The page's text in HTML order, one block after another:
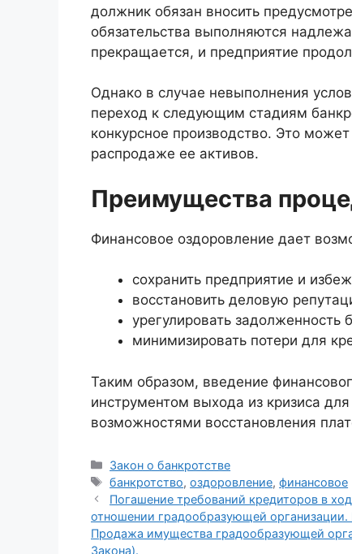
должник обязан вносить
обязательства выполняются
прекращается, и предприятие
Однако в случае невыполнения
переход к следующим стадиям
конкурсное производство. Это
распродаже ее активов.
Преимущества
Финансовое оздоровление дает
сохранить предприятие и
восстановить деловую
урегулировать задолженность
минимизировать потери для
Таким образом, введение
инструментом выхода из кризиса
возможностями восстановления
Рубрики
Закон о банкротстве
Метки
банкротство,оздоровление,финансовое
Погашение требований кредиторов в
отношении градообразующей
Продажа имущества градообразующей
Закона).